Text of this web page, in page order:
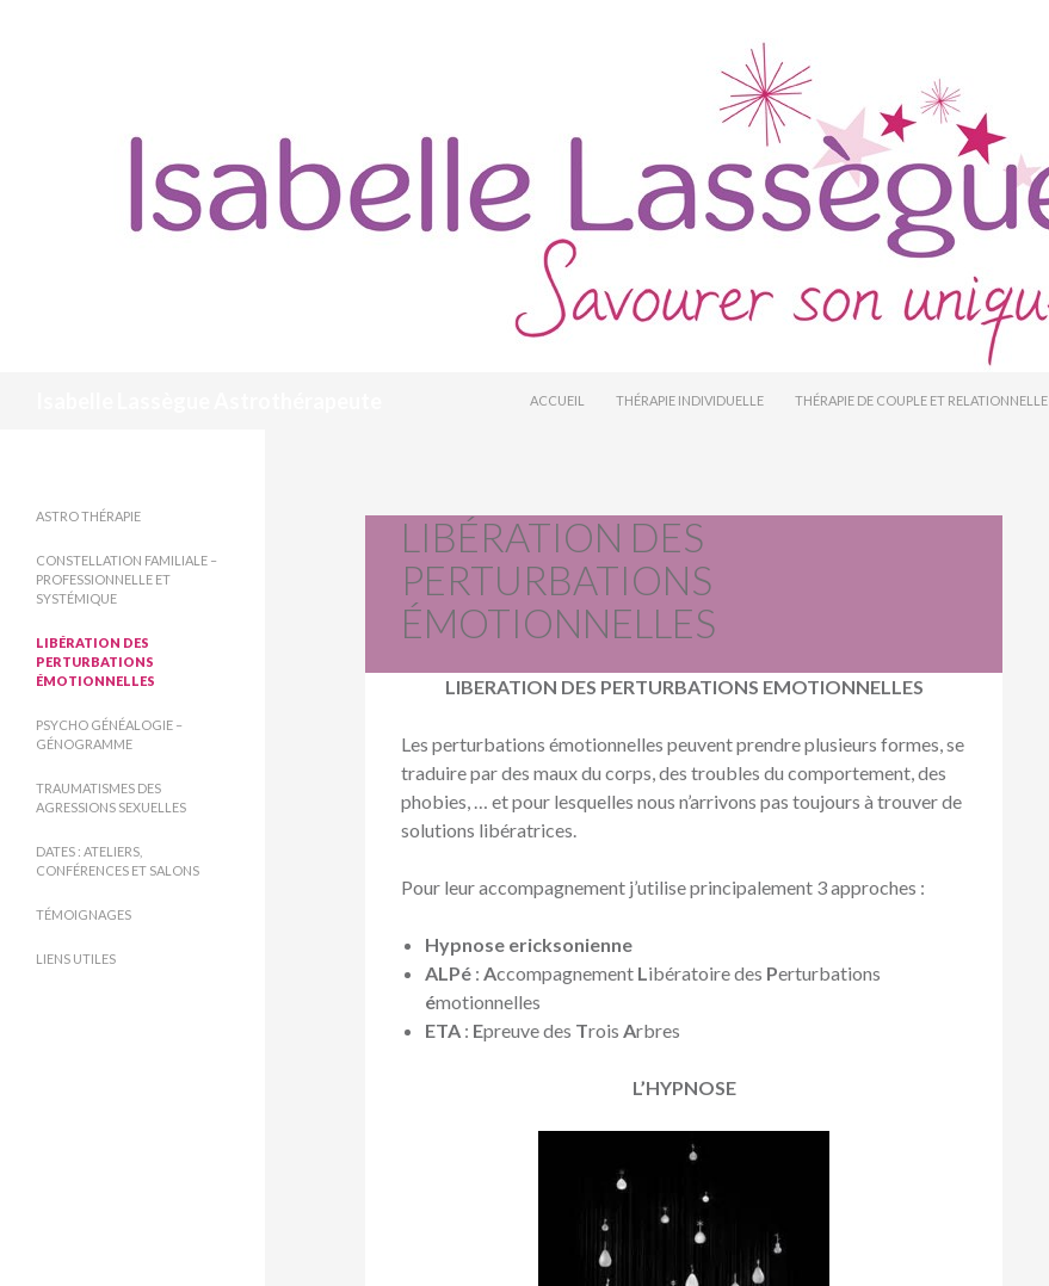
ACCUEIL
THÉRAPIE INDIVIDUELLE THÉRAPIE DE COUPLE ET RELATIONNELLE
LIBÉRATION DES
PERTURBATIONS
ÉMOTIONNELLES
LIBERATION DES PERTURBATIONS EMOTIONNELLES
Les perturbations émotionnelles peuvent prendre plusieurs formes, se
traduire par des maux du corps, des troubles du comportement, des
phobies, … et pour lesquelles nous n’arrivons pas toujours à trouver de
solutions libératrices.
Pour leur accompagnement j’utilise principalement 3 approches :
Hypnose ericksonienne
ALPé : Accompagnement Libératoire des Perturbations
émotionnelles
ETA : Epreuve des Trois Arbres
L’HYPNOSE
ASTRO THÉRAPIE
CONSTELLATION FAMILIALE –
PROFESSIONNELLE ET
SYSTÉMIQUE
LIBÉRATION DES
PERTURBATIONS
ÉMOTIONNELLES
PSYCHO GÉNÉALOGIE –
GÉNOGRAMME
TRAUMATISMES DES
AGRESSIONS SEXUELLES
DATES : ATELIERS,
CONFÉRENCES ET SALONS
TÉMOIGNAGES
LIENS UTILES